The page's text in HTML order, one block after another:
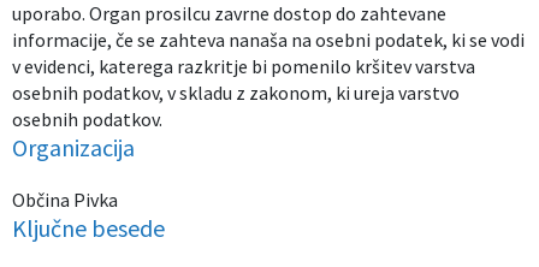
uporabo. Organ prosilcu zavrne dostop do zahtevane
informacije, če se zahteva nanaša na osebni podatek, ki se vodi
v evidenci, katerega razkritje bi pomenilo kršitev varstva
osebnih podatkov, v skladu z zakonom, ki ureja varstvo
osebnih podatkov.
Organizacija
Občina Pivka
Ključne besede
Informacije javnega značaja
Civilna zaščita in gasilstvo
Predšolska vzgoja
Izobraževanje
Kultura, šport in turizem
Občinski predpisi
Nasvet za izlet
Seznam defibrilatorjev